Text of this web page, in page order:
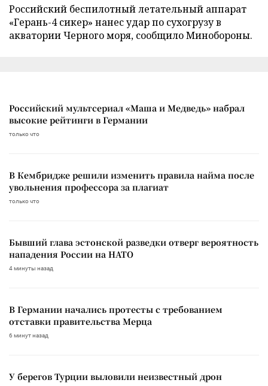
Российский беспилотный летательный аппарат
«Герань-4 сикер» нанес удар по сухогрузу в
акватории Черного моря, сообщило Минобороны.
Российский мультсериал «Маша и Медведь» набрал
высокие рейтинги в Германии
только что
В Кембридже решили изменить правила найма после
увольнения профессора за плагиат
только что
Бывший глава эстонской разведки отверг вероятность
нападения России на НАТО
4 минуты назад
В Германии начались протесты с требованием
отставки правительства Мерца
6 минут назад
У берегов Турции выловили неизвестный дрон